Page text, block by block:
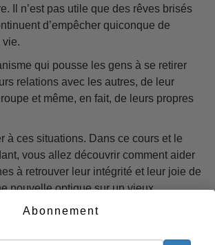
Il n’est pas utile que des rêves brisés
d’empêcher quiconque de
vie.
qui pousse les gens à se retirer
relations avec les autres, de leur
et même, en fait, de leurs propres
à ces situations. Dans ce cours et le
vous allez découvrir comment aider
à retrouver leur intégrité et leur joie de
nouvelle optique sur un vieux
signifie aussi que vous ne serez plus
Au contraire, vous aurez à votre
Abonnement